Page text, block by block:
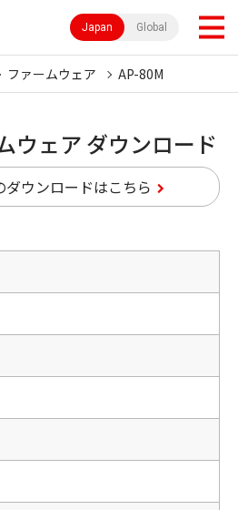
Japan Global
ファームウェア AP-80M
ウェア ダウンロード
ダウンロードはこちら